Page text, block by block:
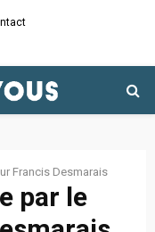
Francis Desmarais
par le